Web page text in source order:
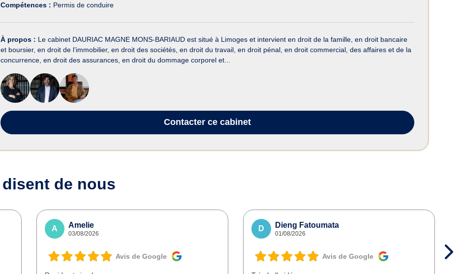
Compétences : Permis de conduire
À propos : Le cabinet DAURIAC MAGNE MONS-BARIAUD est situé à Limoges et intervient en droit de la famille, en droit bancaire
et boursier, en droit de l’immobilier, en droit des sociétés, en droit du travail, en droit pénal, en droit commercial, des affaires et de la
concurrence, en droit des assurances, en droit du dommage corporel et...
Contacter ce cabinet
disent de nous
A Amelie
03/08/2026
Avis de Google
D Dieng Fatoumata
01/08/2026
Avis de Google